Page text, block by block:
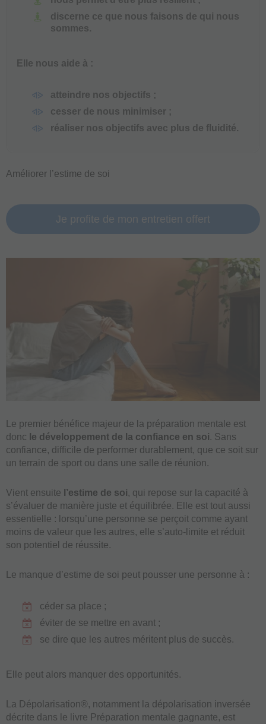
discerne ce que nous faisons de qui nous
sommes.
Elle nous aide à :
atteindre nos objectifs ;
cesser de nous minimiser ;
réaliser nos objectifs avec plus de fluidité.
Améliorer l’estime de soi
Je profite de mon entretien offert
Le premier bénéfice majeur de la préparation mentale est
donc le développement de la confiance en soi. Sans
confiance, difficile de performer durablement, que ce soit sur
un terrain de sport ou dans une salle de réunion.
Vient ensuite l’estime de soi, qui repose sur la capacité à
s’évaluer de manière juste et équilibrée. Elle est tout aussi
essentielle : lorsqu’une personne se perçoit comme ayant
moins de valeur que les autres, elle s’auto-limite et réduit
son potentiel de réussite.
Le manque d’estime de soi peut pousser une personne à :
céder sa place ;
éviter de se mettre en avant ;
se dire que les autres méritent plus de succès.
Elle peut alors manquer des opportunités.
La Dépolarisation®, notamment la dépolarisation inversée
décrite dans le livre Préparation mentale gagnante, est